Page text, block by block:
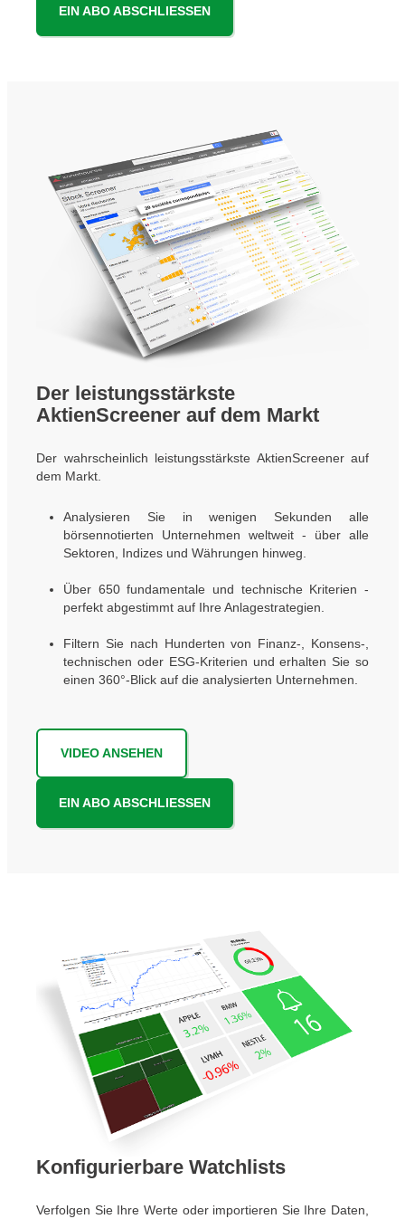
EIN ABO ABSCHLIESSEN
Der leistungsstärkste
AktienScreener auf dem Markt
Der wahrscheinlich leistungsstärkste AktienScreener auf
dem Markt.
Analysieren Sie in wenigen Sekunden alle
börsennotierten Unternehmen weltweit - über alle
Sektoren, Indizes und Währungen hinweg.
Über 650 fundamentale und technische Kriterien -
perfekt abgestimmt auf Ihre Anlagestrategien.
Filtern Sie nach Hunderten von Finanz-, Konsens-,
technischen oder ESG-Kriterien und erhalten Sie so
einen 360°-Blick auf die analysierten Unternehmen.
VIDEO ANSEHEN
EIN ABO ABSCHLIESSEN
Konfigurierbare Watchlists
Verfolgen Sie Ihre Werte oder importieren Sie Ihre Daten,